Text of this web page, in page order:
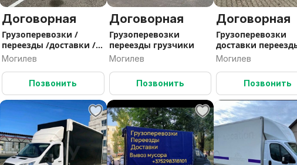
Договорная
Грузоперевозки /
переезды /доставки /
грузчики /
Могилев
Позвонить
Договорная
Грузоперевозки
переезды грузчики
Могилев
Позвонить
Договорная
Грузоперевозки
доставки
грузчики
Могилев
Позвонить